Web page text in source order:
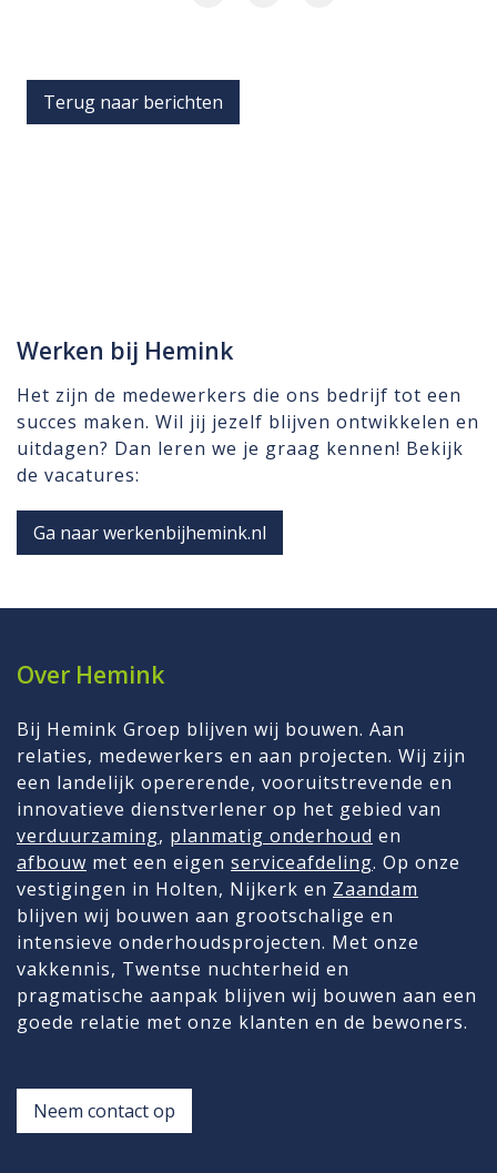
Terug naar berichten
Werken bij Hemink
Het zijn de medewerkers die ons bedrijf tot een
succes maken. Wil jij jezelf blijven ontwikkelen en
uitdagen? Dan leren we je graag kennen! Bekijk
de vacatures:
Ga naar werkenbijhemink.nl
Over Hemink
Bij Hemink Groep blijven wij bouwen. Aan
relaties, medewerkers en aan projecten. Wij zijn
een landelijk opererende, vooruitstrevende en
innovatieve dienstverlener op het gebied van
verduurzaming, planmatig onderhoud en
afbouw met een eigen serviceafdeling. Op onze
vestigingen in Holten, Nijkerk en Zaandam
blijven wij bouwen aan grootschalige en
intensieve onderhoudsprojecten. Met onze
vakkennis, Twentse nuchterheid en
pragmatische aanpak blijven wij bouwen aan een
goede relatie met onze klanten en de bewoners.
Neem contact op